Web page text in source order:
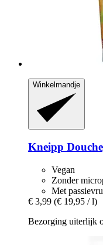
Winkelmandje
Kneipp
Vegan
Zonder
Met
€ 3,99 (€ 19,95 / l)
Bezorging uiterlijk